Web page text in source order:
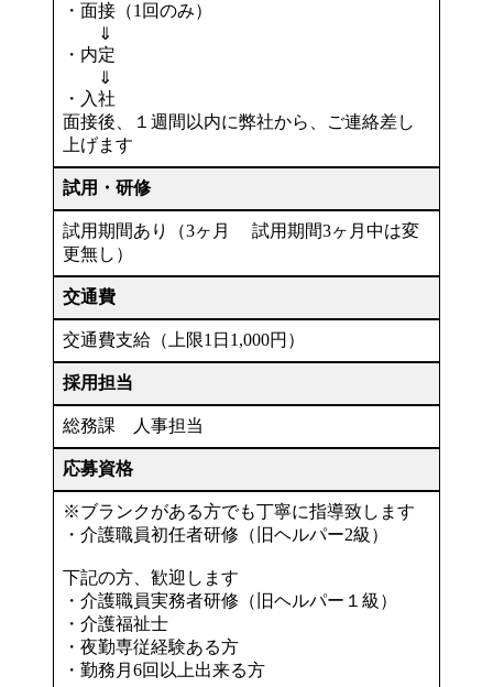
・面接（1回のみ）
⇓
・内定
⇓
・入社
面接後、１週間以内に弊社から、ご連絡差し
上げます
試用・研修
試用期間あり（3ヶ月 試用期間3ヶ月中は変
更無し）
交通費
交通費支給（上限1日1,000円）
採用担当
総務課 人事担当
応募資格
※ブランクがある方でも丁寧に指導致します
・介護職員初任者研修（旧ヘルパー2級）
下記の方、歓迎します
・介護職員実務者研修（旧ヘルパー１級）
・介護福祉士
・夜勤専従経験ある方
・勤務月6回以上出来る方